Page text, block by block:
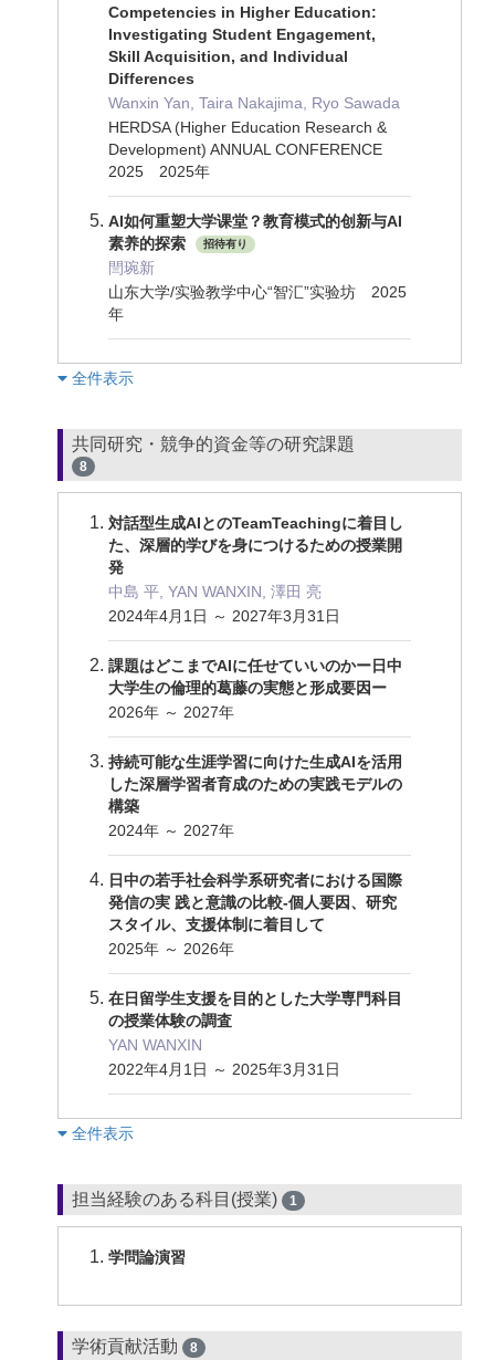
Competencies in Higher Education:
Investigating Student Engagement,
Skill Acquisition, and Individual
Differences
Wanxin Yan, Taira Nakajima, Ryo Sawada
HERDSA (Higher Education Research &
Development) ANNUAL CONFERENCE
2025 2025年
AI如何重塑大学课堂？教育模式的创新与AI
素养的探索
招待有り
閆琬新
山东大学/实验教学中心“智汇”实验坊 2025
年
︎全件表示
共同研究・競争的資金等の研究課題
8
対話型生成AIとのTeamTeachingに着目し
た、深層的学びを身につけるための授業開
発
中島 平, YAN WANXIN, 澤田 亮
2024年4月1日 ～ 2027年3月31日
課題はどこまでAIに任せていいのかー日中
大学生の倫理的葛藤の実態と形成要因ー
2026年 ～ 2027年
持続可能な生涯学習に向けた生成AIを活用
した深層学習者育成のための実践モデルの
構築
2024年 ～ 2027年
⽇中の若⼿社会科学系研究者における国際
発信の実 践と意識の⽐較‐個⼈要因、研究
スタイル、⽀援体制に着⽬して
2025年 ～ 2026年
在日留学生支援を目的とした大学専門科目
の授業体験の調査
YAN WANXIN
2022年4月1日 ～ 2025年3月31日
︎全件表示
担当経験のある科目(授業) 1
学問論演習
学術貢献活動 8